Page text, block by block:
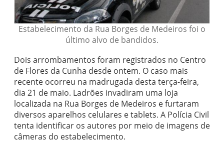
Estabelecimento da Rua Borges de Medeiros foi o
último alvo de bandidos.
Dois arrombamentos foram registrados no Centro
de Flores da Cunha desde ontem. O caso mais
recente ocorreu na madrugada desta terça-feira,
dia 21 de maio. Ladrões invadiram uma loja
localizada na Rua Borges de Medeiros e furtaram
diversos aparelhos celulares e tablets. A Polícia Civil
tenta identificar os autores por meio de imagens de
câmeras do estabelecimento.